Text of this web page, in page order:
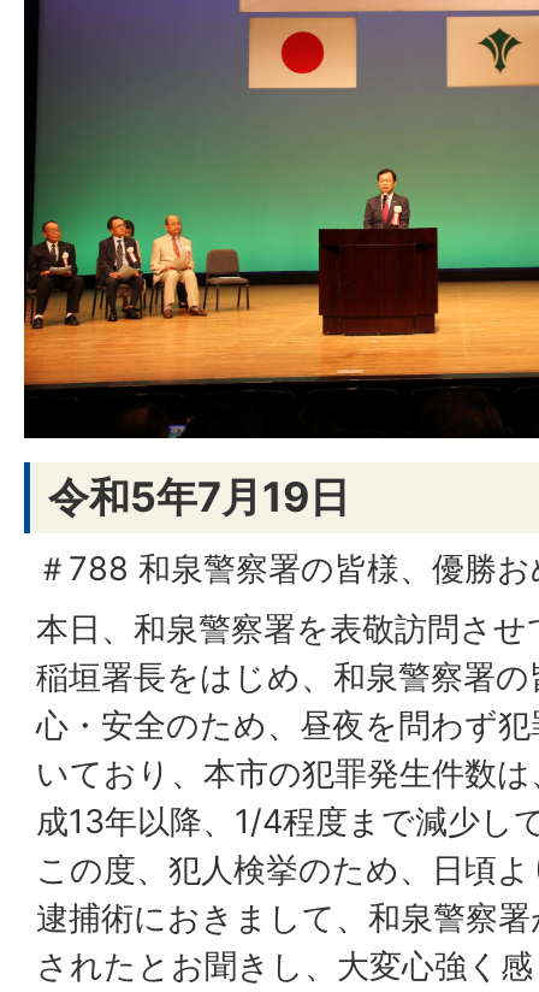
令和5年7月19日
＃788 和泉警察署の皆様、優勝
本日、和泉警察署を表敬訪問さ
稲垣署長をはじめ、和泉警察署
心・安全のため、昼夜を問わず
いており、本市の犯罪発生件数
成13年以降、1/4程度まで減少し
この度、犯人検挙のため、日頃
逮捕術におきまして、和泉警察
されたとお聞きし、大変心強く